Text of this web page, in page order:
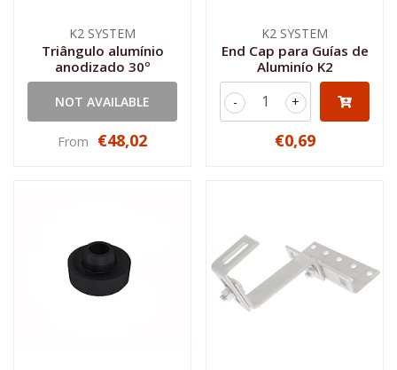
K2 SYSTEM
Triângulo alumínio
anodizado 30º
NOT AVAILABLE
From €48,02
K2 SYSTEM
End Cap para Guías de
Aluminío K2
+
-
€0,69